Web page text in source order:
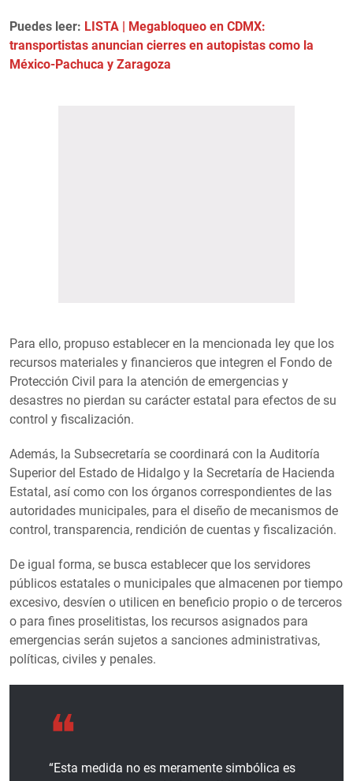
Puedes leer: LISTA | Megabloqueo en CDMX:
transportistas anuncian cierres en autopistas como la
México-Pachuca y Zaragoza
Para ello, propuso establecer en la mencionada ley que los
recursos materiales y financieros que integren el Fondo de
Protección Civil para la atención de emergencias y
desastres no pierdan su carácter estatal para efectos de su
control y fiscalización.
Además, la Subsecretaría se coordinará con la Auditoría
Superior del Estado de Hidalgo y la Secretaría de Hacienda
Estatal, así como con los órganos correspondientes de las
autoridades municipales, para el diseño de mecanismos de
control, transparencia, rendición de cuentas y fiscalización.
De igual forma, se busca establecer que los servidores
públicos estatales o municipales que almacenen por tiempo
excesivo, desvíen o utilicen en beneficio propio o de terceros
o para fines proselitistas, los recursos asignados para
emergencias serán sujetos a sanciones administrativas,
políticas, civiles y penales.
“Esta medida no es meramente simbólica es